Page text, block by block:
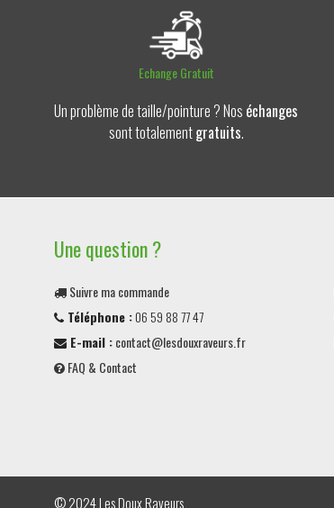
Echange Gratuit
Un problème de taille/pointure ? Nos échanges
sont totalementgratuits.
Une question ?
Suivre ma commande
Téléphone :06 59 88 77 47
E-mail :contact@lesdouxraveurs.fr
FAQ & Contact
© 2024 Les Doux Raveurs